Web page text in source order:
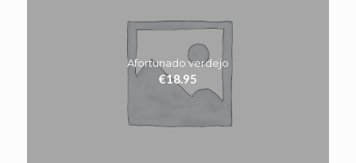
Afortunado verdejo
€18.95